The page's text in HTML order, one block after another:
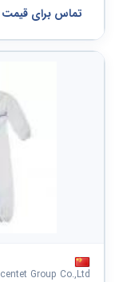
تماس برای قیمت
Group Co.,Ltd